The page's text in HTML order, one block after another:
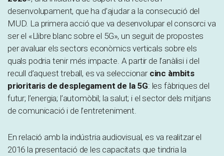
desenvolupament, que ha d’ajudar a la consecució del
MUD. La primera acció que va desenvolupar el consorci va
ser el «Llibre blanc sobre el 5G», un seguit de propostes
per avaluar els sectors econòmics verticals sobre els
quals podria tenir més impacte. A partir de l’anàlisi i del
recull d’aquest treball, es va seleccionar cinc àmbits
prioritaris de desplegament de la 5G: les fàbriques del
futur; l’energia; l’automòbil; la salut; i el sector dels mitjans
de comunicació i de l’entreteniment.
En relació amb la indústria audiovisual, es va realitzar el
2016 la presentació de les capacitats que tindria la